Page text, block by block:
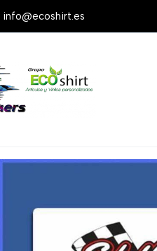
info@ecoshirt.es
Pegatina Edelbrock